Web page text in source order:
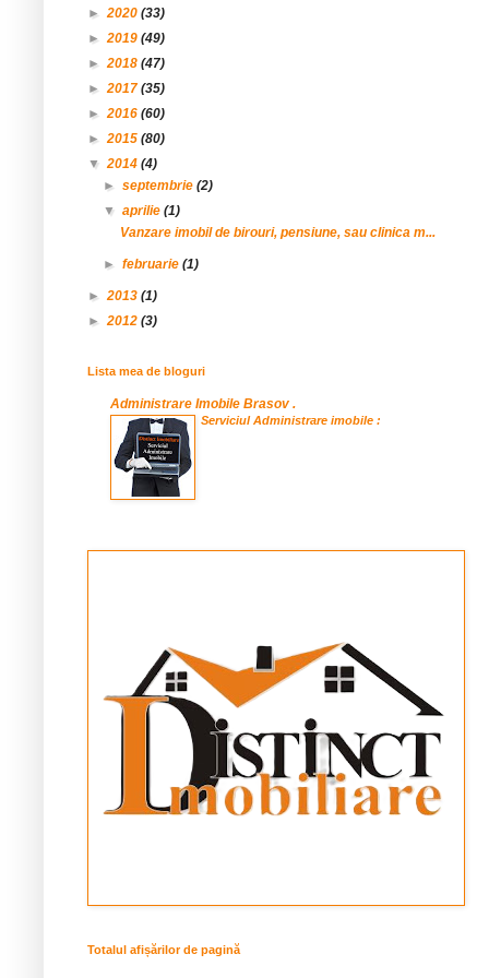
►2020 (33)
►2019 (49)
►2018 (47)
►2017 (35)
►2016 (60)
►2015 (80)
▼2014 (4)
►septembrie(2)
▼aprilie(1)
Vanzare imobil de birouri, pensiune, sau clinica m...
►februarie(1)
►2013 (1)
►2012 (3)
Lista mea de bloguri
Administrare Imobile Brasov .
Serviciul Administrare imobile :
Totalul afișărilor de pagină